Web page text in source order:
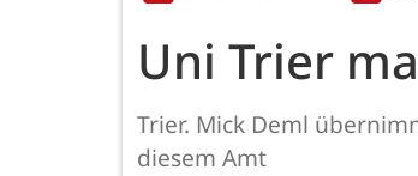
Uni Trier
Trier. Mick Deml
diesem Amt